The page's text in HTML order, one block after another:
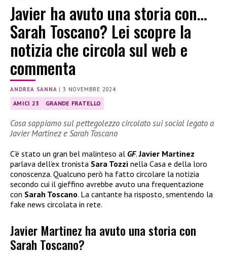
Javier ha avuto una storia con…
Sarah Toscano? Lei scopre la
notizia che circola sul web e
commenta
ANDREA SANNA |3 NOVEMBRE 2024
AMICI 23 GRANDE FRATELLO
Cosa sappiamo sul pettegolezzo circolato sui social legato a
Javier Martinez e Sarah Toscano
C’è stato un gran bel malinteso al GF.Javier Martinez
parlava dell’ex tronista Sara Tozzi nella Casa e della loro
conoscenza. Qualcuno però ha fatto circolare la notizia
secondo cui il gieffino avrebbe avuto una frequentazione
con Sarah Toscano. La cantante ha risposto, smentendo la
fake news circolata in rete.
Javier Martinez ha avuto una storia con
Sarah Toscano?